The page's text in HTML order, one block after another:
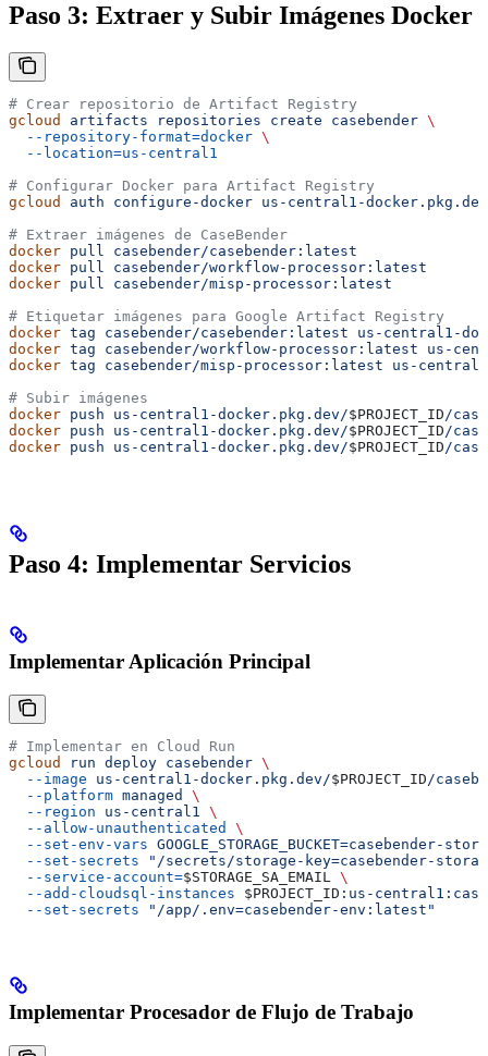
Paso 3: Extraer y Subir Imágenes Docker
# Crear repositorio de Artifact Registry
gcloud
artifacts repositories create casebender \
  --repository-format=docker
\
  --location=us-central1
# Configurar Docker para Artifact Registry
gcloud
auth configure-docker us-central1-docker.pkg.dev
# Extraer imágenes de CaseBender
docker pull casebender/casebender:latest
docker pull casebender/workflow-processor:latest
docker pull casebender/misp-processor:latest
# Etiquetar imágenes para Google Artifact Registry
docker tag casebender/casebender:latest us-central1-
docker tag casebender/workflow-processor:latest us-
docker tag casebender/misp-processor:latest us-
# Subir imágenes
docker push us-central1-docker.pkg.dev/$PROJECT_ID/
docker push us-central1-docker.pkg.dev/$PROJECT_ID/
docker push us-central1-docker.pkg.dev/$PROJECT_ID/
Paso 4: Implementar Servicios
Implementar Aplicación Principal
# Implementar en Cloud Run
gcloud
run deploy casebender \
  --image
us-central1-docker.pkg.dev/$PROJECT_ID /
  --platform
managed
\
  --region
us-central1
\
  --allow-unauthenticated
\
  --set-env-vars
GOOGLE_STORAGE_BUCKET=casebender-
  --set-secrets
"/secrets/storage-key=casebender-
  --service-account=
$STORAGE_SA_EMAIL
\
  --add-cloudsql-instances
$PROJECT_ID :us-
  --set-secrets
"/app/.env=casebender-env:latest"
Implementar Procesador de Flujo de Trabajo